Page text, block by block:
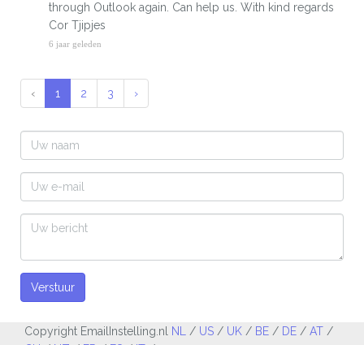
through Outlook again. Can help us. With kind regards
Cor Tjipjes
6 jaar geleden
‹ 1 2 3 ›
Verstuur
Copyright EmailInstelling.nl NL / US / UK / BE / DE / AT /